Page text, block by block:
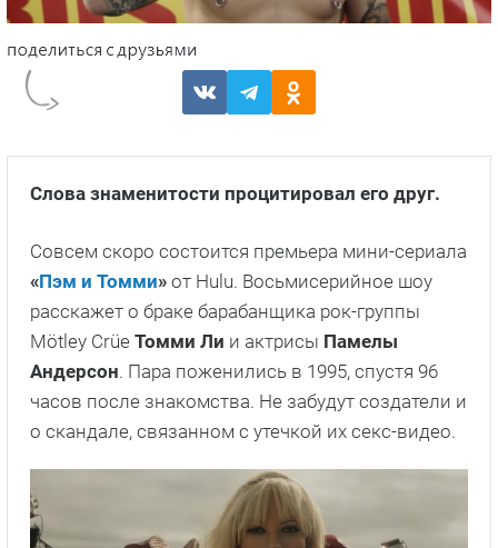
Слова знаменитости процитировал его друг.
Совсем скоро состоится премьера мини-сериала
«Пэм и Томми» от Hulu. Восьмисерийное шоу
расскажет о браке барабанщика рок-группы
Mötley Crüe Томми Ли и актрисы Памелы
Андерсон. Пара поженились в 1995, спустя 96
часов после знакомства. Не забудут создатели и
о скандале, связанном с утечкой их секс-видео.